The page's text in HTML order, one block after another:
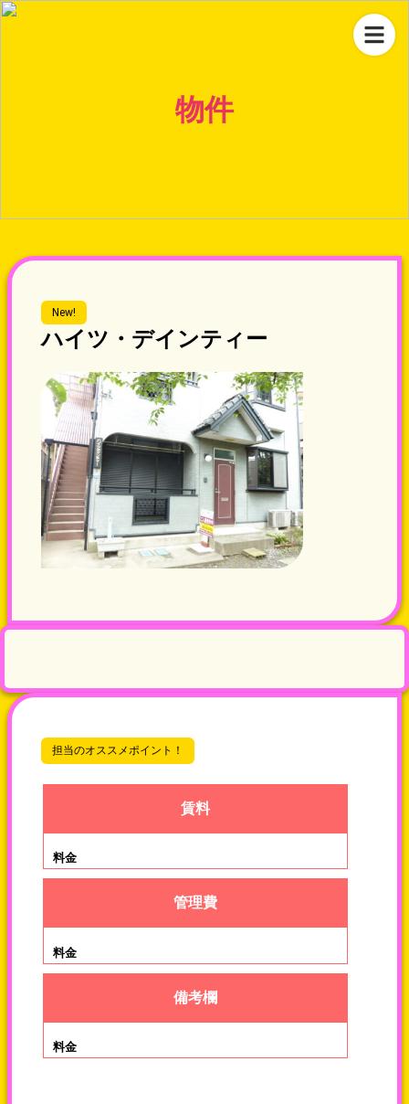
物件
New!
ハイツ・デインティー
担当のオススメポイント！
賃料
管理費
備考欄